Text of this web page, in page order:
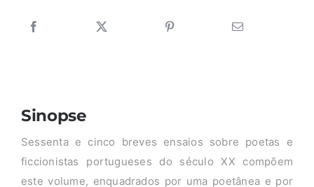
Sinopse
Sessenta e cinco breves ensaios sobre poetas e
ficcionistas portugueses do século XX compõem
este volume, enquadrados por uma poetânea e por